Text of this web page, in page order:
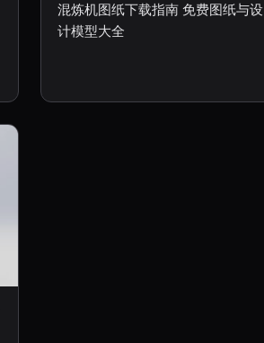
混炼机图纸下载指南 免费图纸与设
计模型大全